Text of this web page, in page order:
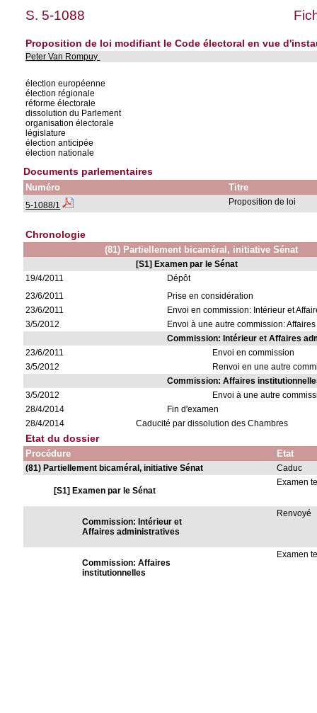
S. 5-1088
Proposition de loi modifiant le Code électoral en vue
Peter Van Rompuy
élection européenne
élection régionale
réforme électorale
dissolution du Parlement
organisation électorale
législature
élection anticipée
élection nationale
Documents parlementaires
Numéro Titre
5-1088/1 Proposition de loi
Chronologie
(81) Partiellement bicaméral, initiative Sénat
[S1] Examen par le Sénat
19/4/2011
Dépôt
23/6/2011
Prise en considération
23/6/2011
Envoi en commission: Intérieur et
3/5/2012
Envoi à une autre commission:
Commission: Intérieur et Affaires
23/6/2011
Envoi en commission
3/5/2012
Renvoi en une autre
Commission: Affaires
3/5/2012
Envoi à une autre
28/4/2014
Fin d'examen
28/4/2014
Caducité par dissolution des Chambres
Etat du dossier
Procédure Etat
(81) Partiellement bicaméral, initiative Sénat Caduc
[S1] Examen par le Sénat
Examen
Commission: Intérieur et
Affaires administratives
Renvoyé
Commission: Affaires
institutionnelles
Examen